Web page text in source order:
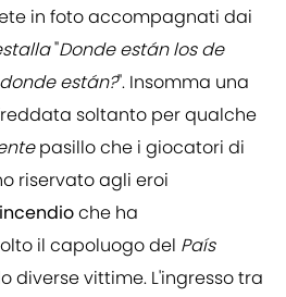
in foto accompagnati dai
"Donde están los de
están?". Insomma una
soltanto per qualche
pasillo che i giocatori di
riservato agli eroi
che ha
il capoluogo del País
diverse vittime. L'ingresso tra